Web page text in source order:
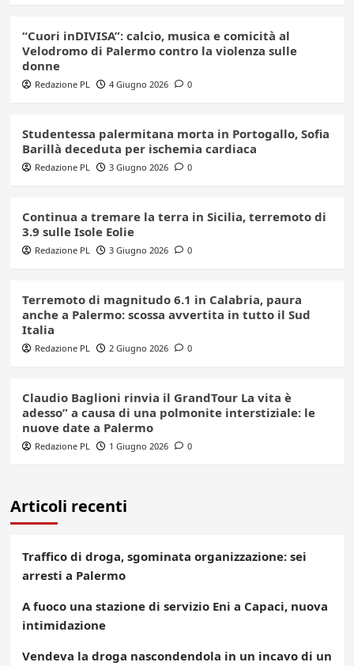
“Cuori inDIVISA”: calcio, musica e comicità al
Velodromo di Palermo contro la violenza sulle
donne
Redazione PL 4 Giugno 2026 0
Studentessa palermitana morta in Portogallo, Sofia
Barillà deceduta per ischemia cardiaca
Redazione PL 3 Giugno 2026 0
Continua a tremare la terra in Sicilia, terremoto di
3.9 sulle Isole Eolie
Redazione PL 3 Giugno 2026 0
Terremoto di magnitudo 6.1 in Calabria, paura
anche a Palermo: scossa avvertita in tutto il Sud
Italia
Redazione PL 2 Giugno 2026 0
Claudio Baglioni rinvia il GrandTour La vita è
adesso” a causa di una polmonite interstiziale: le
nuove date a Palermo
Redazione PL 1 Giugno 2026 0
Articoli recenti
Traffico di droga, sgominata organizzazione: sei
arresti a Palermo
A fuoco una stazione di servizio Eni a Capaci, nuova
intimidazione
Vendeva la droga nascondendola in un incavo di un